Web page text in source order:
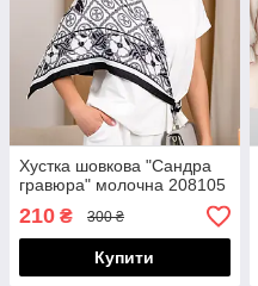
Хустка шовкова "Сандра
гравюра" молочна 208105
210 ₴ 300 ₴
Купити